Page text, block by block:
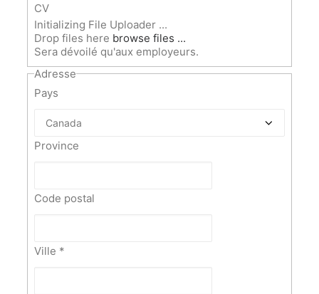
CV
Drop files here browse files ...
Sera dévoilé qu'aux employeurs.
Adresse
Pays
Province
Code postal
Ville *